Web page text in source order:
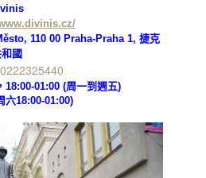
110 00 Praha-Praha 1, 捷克
國
18:00-01:00 (周一到週五)
六18:00-01:00)